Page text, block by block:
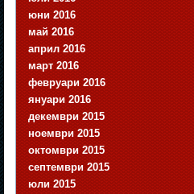
юни 2016
май 2016
април 2016
март 2016
февруари 2016
януари 2016
декември 2015
ноември 2015
октомври 2015
септември 2015
юли 2015